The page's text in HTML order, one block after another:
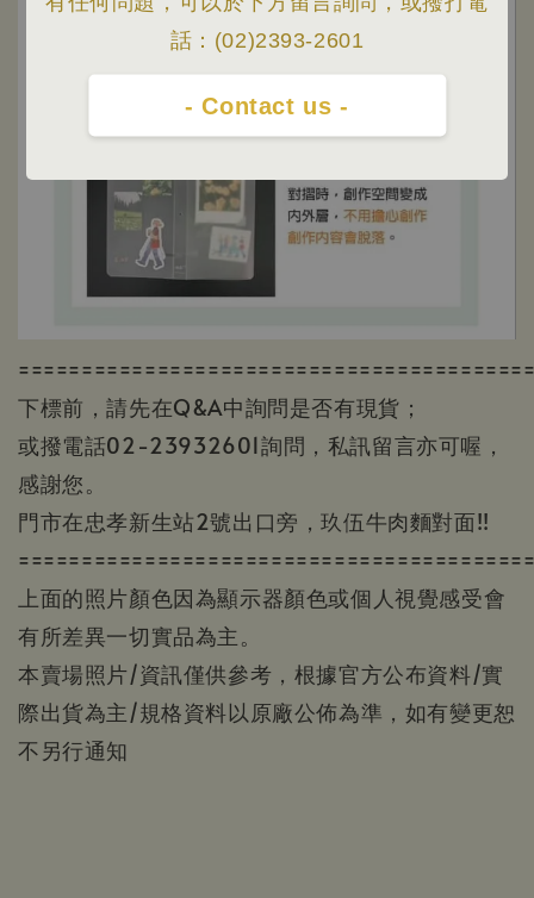
話：(02)2393-2601
- Contact us -
下標前，請先在Q&A中詢問是否有現貨；
或撥電話02-23932601詢問，私訊留言亦可喔，
感謝您。
門市在忠孝新生站2號出口旁，玖伍牛肉麵對面!!
上面的照片顏色因為顯示器顏色或個人視覺感受會
有所差異一切實品為主。
本賣場照片/資訊僅供參考，根據官方公布資料/實
際出貨為主/規格資料以原廠公佈為準，如有變更恕
不另行通知